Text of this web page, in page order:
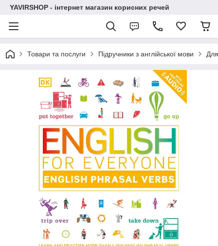
YAVIRSHOP - інтернет магазин корисних речей
Товари та послуги Підручники з англійської мови